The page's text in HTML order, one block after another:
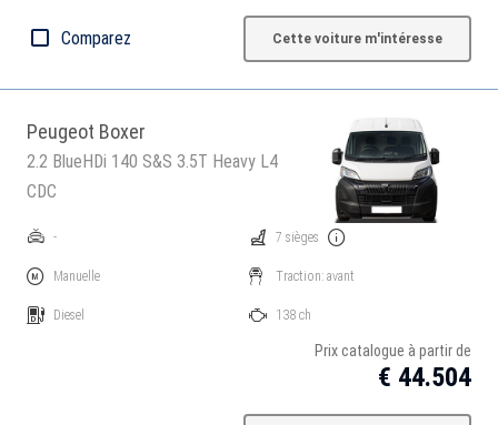
Comparez Cette voiture m'intéresse
Peugeot Boxer
2.2 BlueHDi 140 S&S 3.5T Heavy L4
CDC
-
Manuelle
Diesel
7 sièges
Traction: avant
138 ch
Prix catalogue à partir de
€ 44.504